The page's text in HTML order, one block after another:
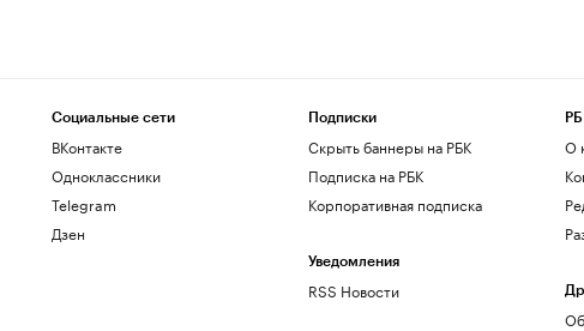
Социальные сети
ВКонтакте
Одноклассники
Telegram
Дзен
Подписки
Скрыть баннеры на РБК
Подписка на РБК
Корпоративная подписка
Уведомления
RSS Новости
О